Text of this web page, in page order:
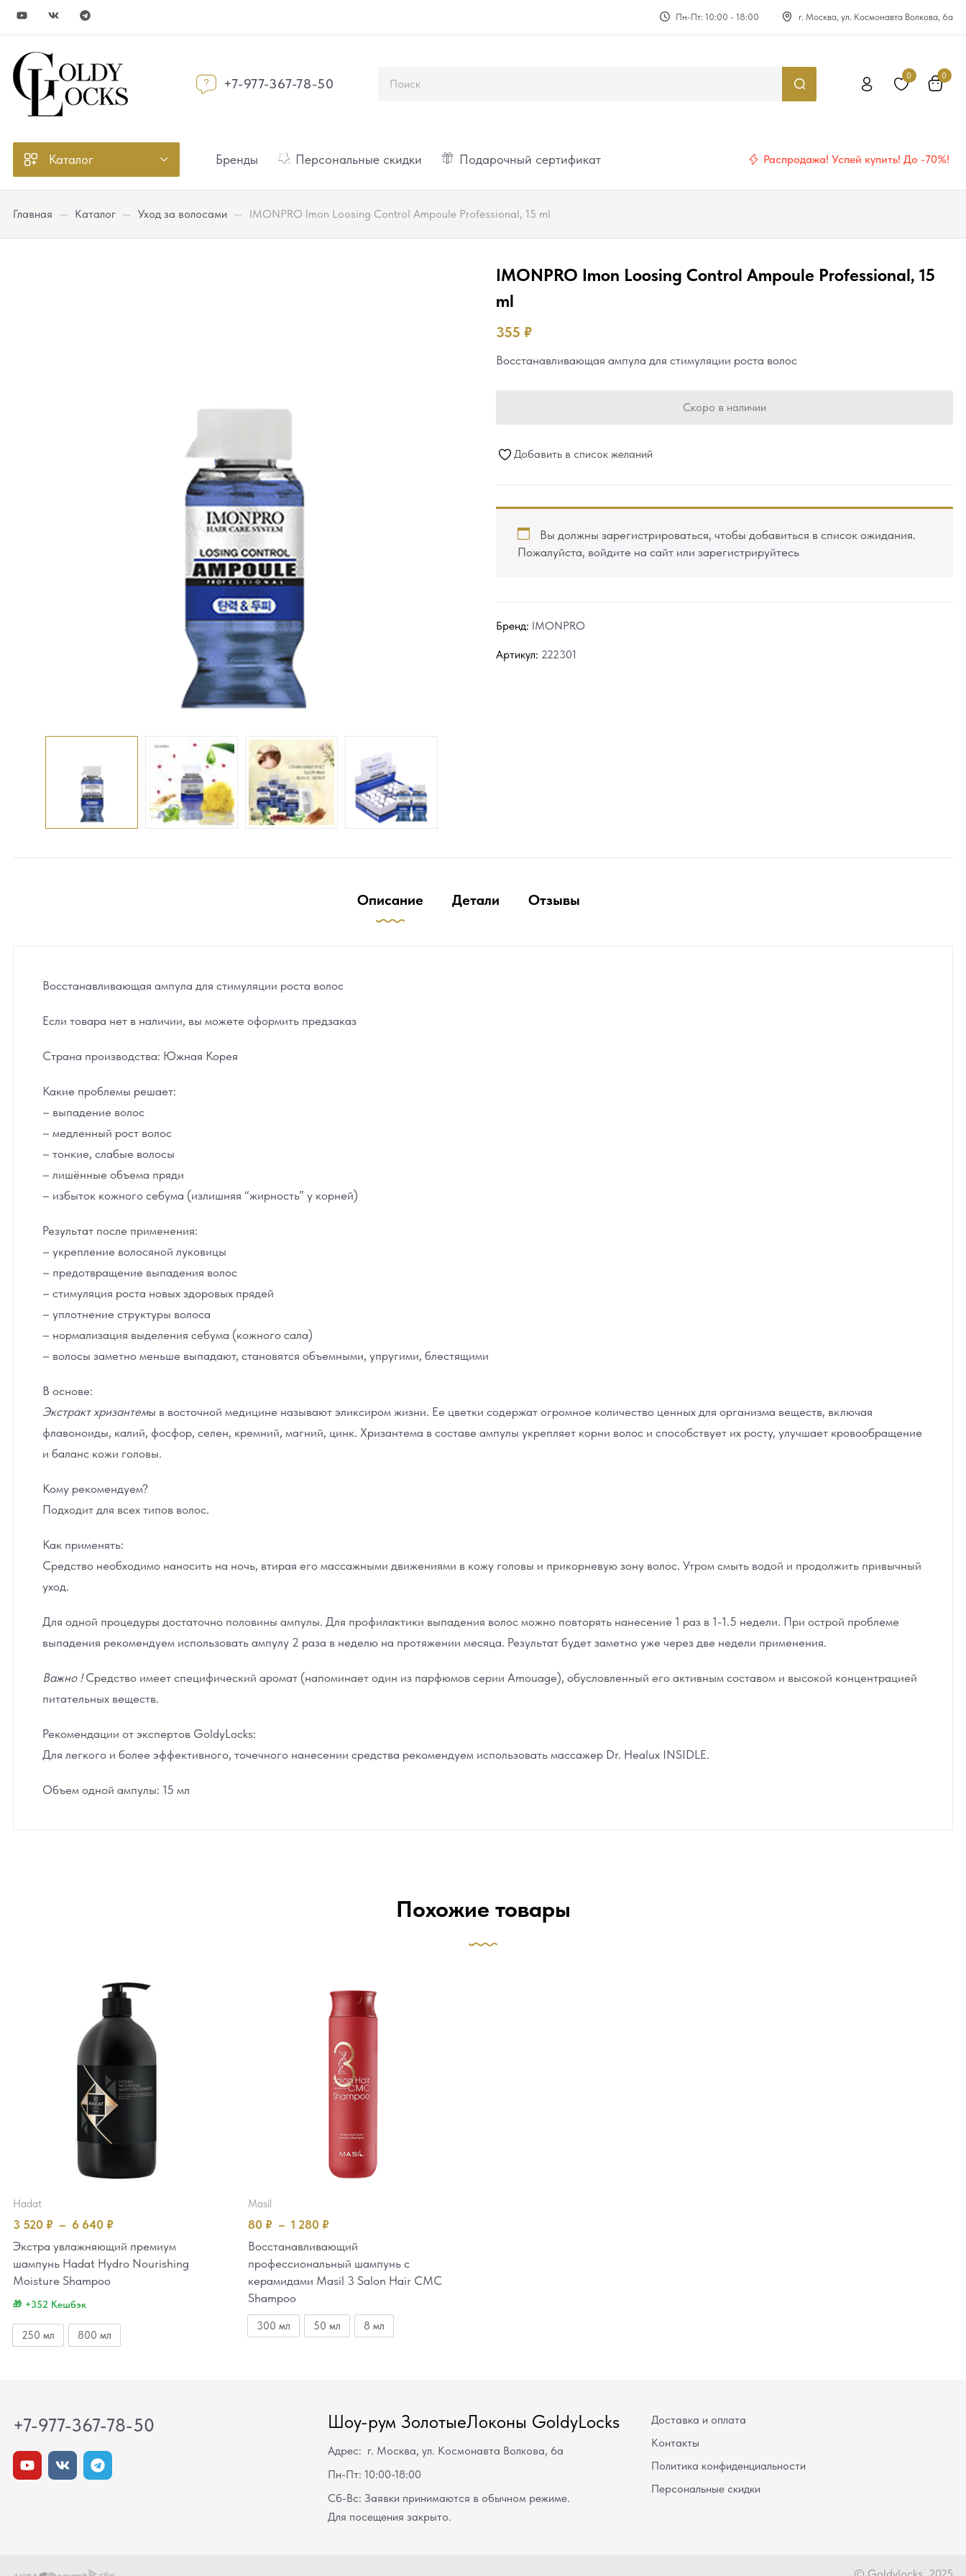
Пн-Пт: 10:00 - 18:00 г. Москва, ул. Космонавта Волкова, 6а
+7-977-367-78-50 0 0
Каталог Бренды Персональные скидки Подарочный сертификат Распродажа! Успей купить! До -70%!
Главная — Каталог — Уход за волосами — IMONPRO Imon Loosing Control Ampoule Professional, 15 ml
IMONPRO Imon Loosing Control Ampoule Professional, 15
ml
355 ₽
Восстанавливающая ампула для стимуляции роста волос
Скоро в наличии
Добавить в список желаний
Вы должны зарегистрироваться, чтобы добавиться в список ожидания.
Пожалуйста, войдите на сайт или зарегистрируйтесь
Бренд: IMONPRO
Артикул: 222301
Описание Детали Отзывы
Восстанавливающая ампула для стимуляции роста волос
Если товара нет в наличии, вы можете оформить предзаказ
Страна производства: Южная Корея
Какие проблемы решает:
– выпадение волос
– медленный рост волос
– тонкие, слабые волосы
– лишённые объема пряди
– избыток кожного себума (излишняя “жирность” у корней)
Результат после применения:
– укрепление волосяной луковицы
– предотвращение выпадения волос
– стимуляция роста новых здоровых прядей
– уплотнение структуры волоса
– нормализация выделения себума (кожного сала)
– волосы заметно меньше выпадают, становятся объемными, упругими, блестящими
В основе:
Экстракт хризантемы в восточной медицине называют эликсиром жизни. Ее цветки содержат огромное количество ценных для организма веществ, включая
флавоноиды, калий, фосфор, селен, кремний, магний, цинк. Хризантема в составе ампулы укрепляет корни волос и способствует их росту, улучшает кровообращение
и баланс кожи головы.
Кому рекомендуем?
Подходит для всех типов волос.
Как применять:
Средство необходимо наносить на ночь, втирая его массажными движениями в кожу головы и прикорневую зону волос. Утром смыть водой и продолжить привычный
уход.
Для одной процедуры достаточно половины ампулы. Для профилактики выпадения волос можно повторять нанесение 1 раз в 1-1.5 недели. При острой проблеме
выпадения рекомендуем использовать ампулу 2 раза в неделю на протяжении месяца. Результат будет заметно уже через две недели применения.
Важно !Средство имеет специфический аромат (напоминает один из парфюмов серии Amouage), обусловленный его активным составом и высокой концентрацией
питательных веществ.
Рекомендации от экспертов GoldyLocks:
Для легкого и более эффективного, точечного нанесении средства рекомендуем использовать массажер Dr. Healux INSIDLE.
Объем одной ампулы: 15 мл
Похожие товары
hadat
3 520 ₽ – 6 640 ₽
Экстра увлажняющий премиум
шампунь Hadat Hydro Nourishing
Moisture Shampoo
+352 Кешбэк
250 мл 800 мл
masil
80 ₽ – 1 280 ₽
Восстанавливающий
профессиональный шампунь с
керамидами Masil 3 Salon Hair CMC
Shampoo
300 мл 50 мл 8 мл
+7-977-367-78-50 Шоу-рум ЗолотыеЛоконы GoldyLocks
Адрес: г. Москва, ул. Космонавта Волкова, 6а
Пн-Пт: 10:00-18:00
Сб-Вс: Заявки принимаются в обычном режиме.
Для посещения закрыто.
Доставка и оплата
Контакты
Политика конфиденциальности
Персональные скидки
© Goldylocks, 2025